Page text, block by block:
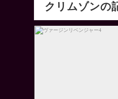
クリムゾンの